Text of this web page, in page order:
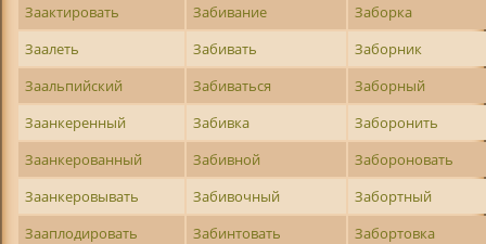
Заактировать
Забивание
Заборка
Заалеть
Забивать
Заборник
Заальпийский
Забиваться
Заборный
Заанкеренный
Забивка
Заборонить
Заанкерованный
Забивной
Забороновать
Заанкеровывать
Забивочный
Забортный
Зааплодировать
Забинтовать
Забортовка